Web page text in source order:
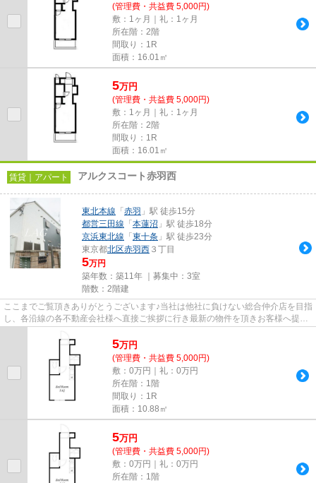
(管理費・共益費 5,000円)
敷：1ヶ月｜礼：1ヶ月
所在階：2階
間取り：1R
面積：16.01㎡
5万円
(管理費・共益費 5,000円)
敷：1ヶ月｜礼：1ヶ月
所在階：2階
間取り：1R
面積：16.01㎡
賃貸｜アパート アルクスコート赤羽西
東北本線 「 赤羽 」駅 徒歩15分
都営三田線 「 本蓮沼 」駅 徒歩18分
京浜東北線 「 東十条 」駅 徒歩23分
東京都北区赤羽西 ３丁目
5万円
築年数：築11年 ｜募集中： 3室
階数：2階建
ここまでご覧頂きありがとうございます♪当社は他社に負けない総合仲介店を目指
し、各沿線の各不動産会社様へ直接ご挨拶に行き最新の物件を頂きお客様へ提供
5万円
(管理費・共益費 5,000円)
敷：0万円｜礼：0万円
所在階：1階
間取り：1R
面積：10.88㎡
5万円
(管理費・共益費 5,000円)
敷：0万円｜礼：0万円
所在階：1階